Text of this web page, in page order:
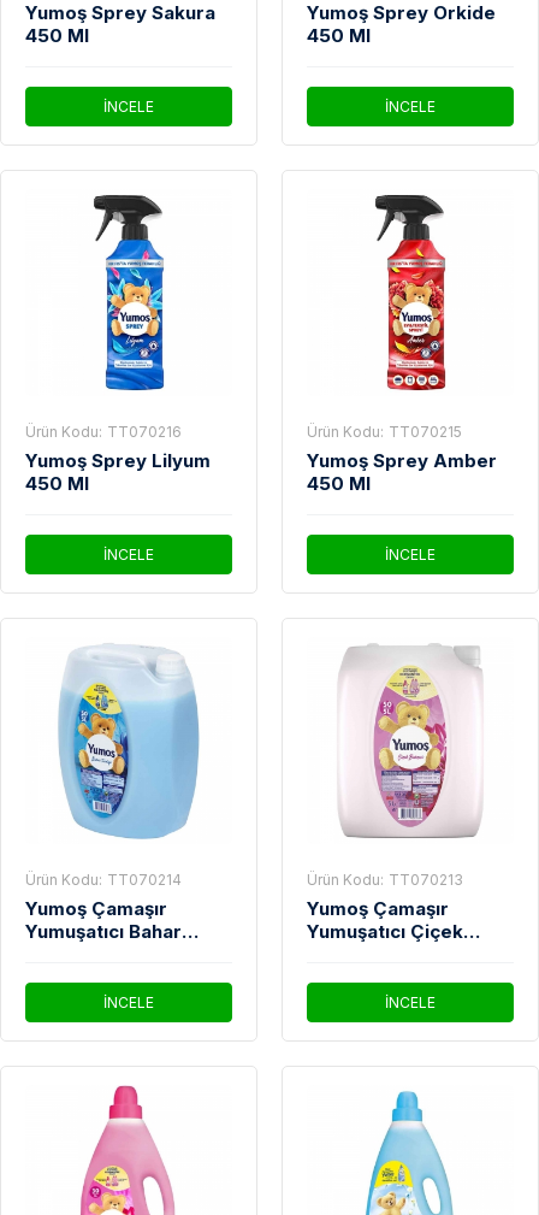
Yumoş Sprey Sakura
450 Ml
İNCELE
Yumoş Sprey Orkide
450 Ml
İNCELE
Ürün Kodu: TT070216
Yumoş Sprey Lilyum
450 Ml
İNCELE
Ürün Kodu: TT070215
Yumoş Sprey Amber
450 Ml
İNCELE
Ürün Kodu: TT070214
Yumoş Çamaşır
Yumuşatıcı Bahar
İNCELE
Ürün Kodu: TT070213
Yumoş Çamaşır
Yumuşatıcı Çiçek
İNCELE